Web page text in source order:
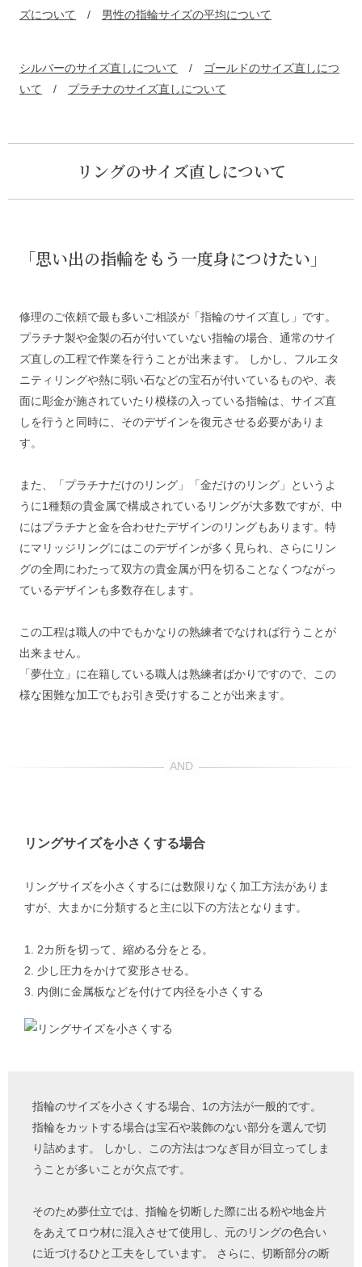
ズについて
/ 男性の指輪サイズの平均について
シルバーのサイズ直しについて / ゴールドのサイズ直しにつ
いて
/ プラチナのサイズ直しについて
リングのサイズ直しについて
「思い出の指輪をもう一度身につけたい」
修理のご依頼で最も多いご相談が「指輪のサイズ直し」です。
プラチナ製や金製の石が付いていない指輪の場合、通常のサイ
ズ直しの工程で作業を行うことが出来ます。 しかし、フルエタ
ニティリングや熱に弱い石などの宝石が付いているものや、表
面に彫金が施されていたり模様の入っている指輪は、サイズ直
しを行うと同時に、そのデザインを復元させる必要がありま
す。
また、「プラチナだけのリング」「金だけのリング」というよ
うに1種類の貴金属で構成されているリングが大多数ですが、中
にはプラチナと金を合わせたデザインのリングもあります。特
にマリッジリングにはこのデザインが多く見られ、さらにリン
グの全周にわたって双方の貴金属が円を切ることなくつながっ
ているデザインも多数存在します。
この工程は職人の中でもかなりの熟練者でなければ行うことが
出来ません。
「夢仕立」に在籍している職人は熟練者ばかりですので、この
様な困難な加工でもお引き受けすることが出来ます。
リングサイズを小さくする場合
リングサイズを小さくするには数限りなく加工方法がありま
すが、大まかに分類すると主に以下の方法となります。
1. 2カ所を切って、縮める分をとる。
2. 少し圧力をかけて変形させる。
3. 内側に金属板などを付けて内径を小さくする
指輪のサイズを小さくする場合、1の方法が一般的です。
指輪をカットする場合は宝石や装飾のない部分を選んで切
り詰めます。 しかし、この方法はつなぎ目が目立ってしま
うことが多いことが欠点です。
そのため夢仕立では、指輪を切断した際に出る粉や地金片
をあえてロウ材に混入させて使用し、元のリングの色合い
に近づけるひと工夫をしています。 さらに、切断部分の断